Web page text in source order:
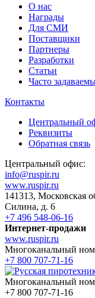
О нас
Награды
Для СМИ
Поставщики
Партнеры
Разработки
Статьи
Часто
Контакты
Центральный
Реквизиты
Обратная связь
Центральный офис:
info@ruspir.ru
www.ruspir.ru
141313, Московская
Силина, д. 6
+7 496 548-06-16
Интернет-продажи
www.ruspir.ru
Многоканальный
+7 800 707-71-16
Многоканальный
+7 800 707-71-16